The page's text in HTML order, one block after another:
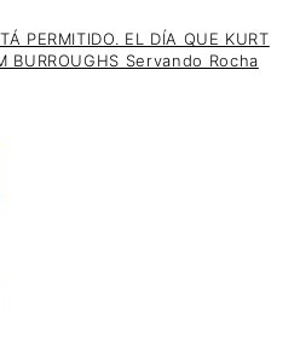
PERMITIDO. EL DÍA QUE KURT
BURROUGHS Servando Rocha